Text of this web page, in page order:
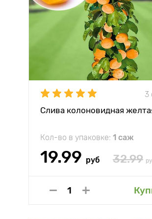
3
Слива колоновидная
Кол-во в упаковке: 1 саж
19.99 руб 32.99